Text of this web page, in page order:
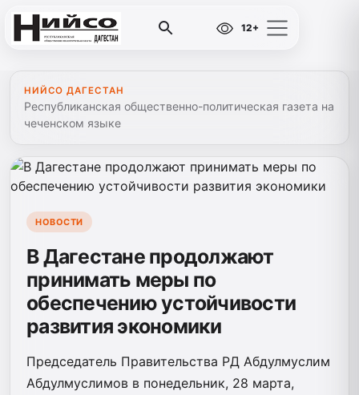
12+
НИЙСО ДАГЕСТАН
Республиканская общественно-политическая газета на
чеченском языке
НОВОСТИ
В Дагестане продолжают
принимать меры по
обеспечению устойчивости
развития экономики
Председатель Правительства РД Абдулмуслим
Абдулмуслимов в понедельник, 28 марта,